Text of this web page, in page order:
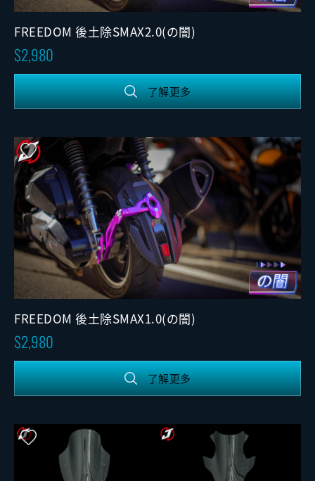
FREEDOM 後土除SMAX2.0(の闇)
2,980
了解更多
FREEDOM 後土除SMAX1.0(の闇)
2,980
了解更多